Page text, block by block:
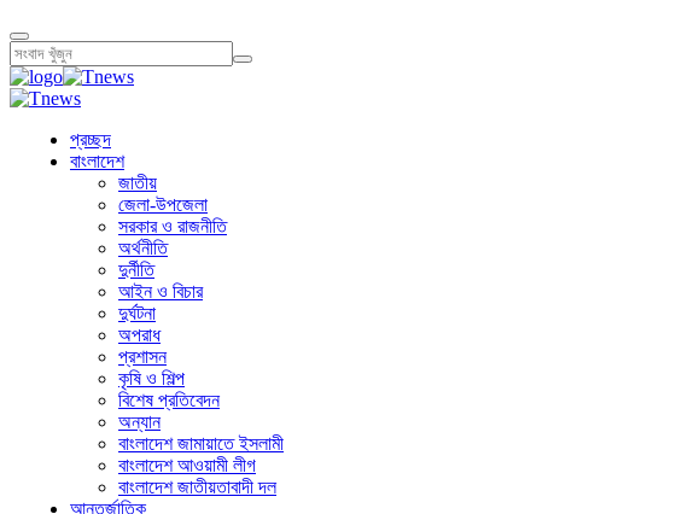
প্রচ্ছদ
বাংলাদেশ
জাতীয়
জেলা-উপজেলা
সরকার ও রাজনীতি
অর্থনীতি
দুর্নীতি
আইন ও বিচার
দুর্ঘটনা
অপরাধ
প্রশাসন
কৃষি ও শিল্প
বিশেষ প্রতিবেদন
অন্যান
বাংলাদেশ জামায়াতে ইসলামী
বাংলাদেশ আওয়ামী লীগ
বাংলাদেশ জাতীয়তাবাদী দল
আন্তর্জাতিক